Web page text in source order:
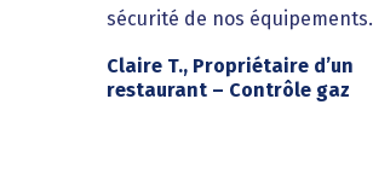
sécurité de nos équipements.
Claire T., Propriétaire d’un
restaurant – Contrôle gaz